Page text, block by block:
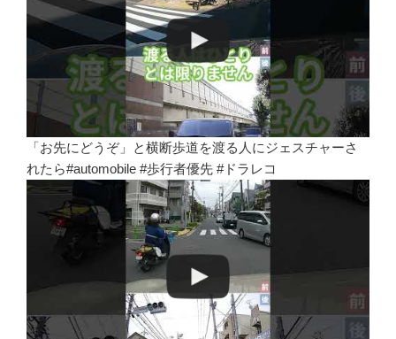
「お先にどうぞ」と横断歩道を渡る人にジェスチャーさ
れたら#automobile #歩行者優先 #ドラレコ